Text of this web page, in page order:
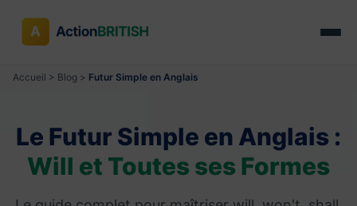
Accueil > Blog > Futur Simple en Anglais
Le Futur Simple en Anglais :
Will et Toutes ses Formes